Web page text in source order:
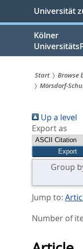
springen
Universität
Kölner
Sie
sind
hier:
Start Browse
Mörsdorf-
Up a level
Export as
Group
Jump to:
Number of